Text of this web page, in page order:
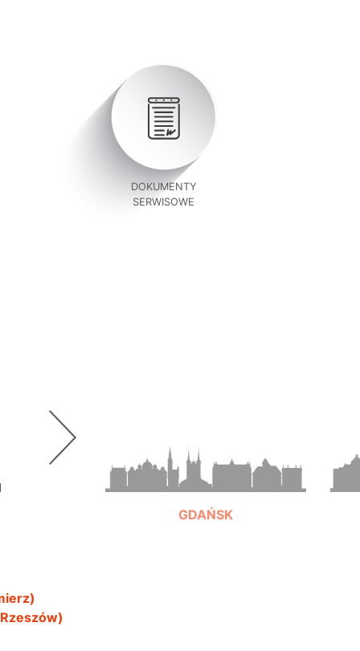
DOKUMENTY
SERWISOWE
GDAŃSK